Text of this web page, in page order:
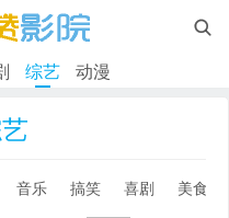

综艺 动漫
音乐 搞笑 喜剧
美食